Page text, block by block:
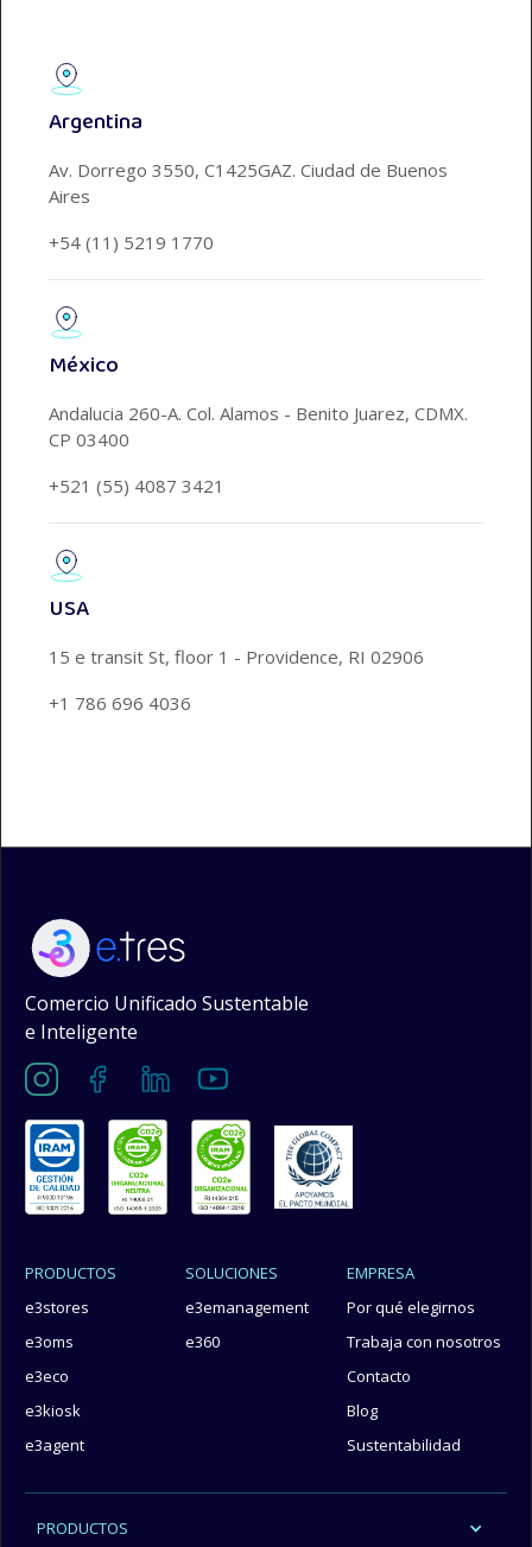
Argentina
Av. Dorrego 3550, C1425GAZ. Ciudad de Buenos
Aires
+54 (11) 5219 1770
México
Andalucia 260-A. Col. Alamos - Benito Juarez, CDMX.
CP 03400
+521 (55) 4087 3421
USA
15 e transit St, floor 1 - Providence, RI 02906
+1 786 696 4036
Comercio Unificado Sustentable
e Inteligente
PRODUCTOS
e3stores
e3oms
e3eco
e3kiosk
e3agent
SOLUCIONES
e3emanagement
e360
EMPRESA
Por qué elegirnos
Trabaja con nosotros
Contacto
Blog
Sustentabilidad
PRODUCTOS